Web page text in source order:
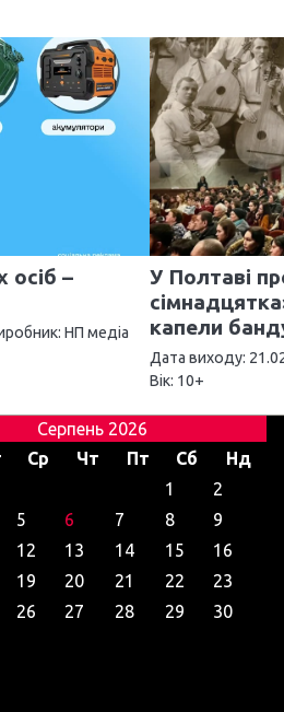
осіб –
НП медіа
У Полтаві
капели
Дата виходу:
Вік: 10+
Серпень 2026
Ср Чт Пт Сб
Нд
1
2
5 6 7 8
9
12 13 14 15
16
19 20 21 22
23
26 27 28 29
30